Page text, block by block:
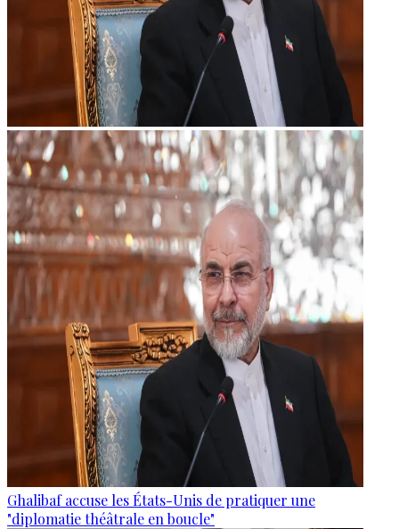
Ghalibaf accuse les États-Unis de pratiquer une
"diplomatie théâtrale en boucle"